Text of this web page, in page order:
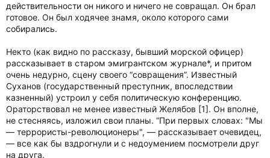
действительности он никого и ничего не совращал. Он брал
готовое. Он был ходячее знамя, около которого сами
собирались.
Некто (как видно по рассказу, бывший морской офицер)
рассказывает в старом эмигрантском журнале*, и притом
очень недурно, сцену своего “совращения”. Известный
Суханов (государственный преступник, впоследствии
казненный) устроил у себя политическую конференцию.
Ораторствовал не менее известный Желябов [1]. Он вполне,
не стесняясь, изложил свои планы. “При первых словах: "Мы
— террористы-революционеры", — рассказывает очевидец,
— все как бы вздрогнули и с недоумением посмотрели друг
на друга.